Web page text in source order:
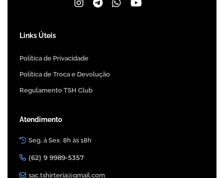
Links Úteis
Política de Privacidade
Política de Troca e Devolução
Regulamento TSH Club
Atendimento
Seg. à Sex. 8h às 18h
(62) 9 9989-5357
sac.tshirteria@gmail.com